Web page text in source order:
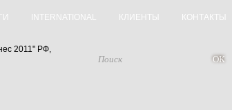
INTERNATIONAL КЛИЕНТЫ КОНТАКТЫ
2011" РФ,